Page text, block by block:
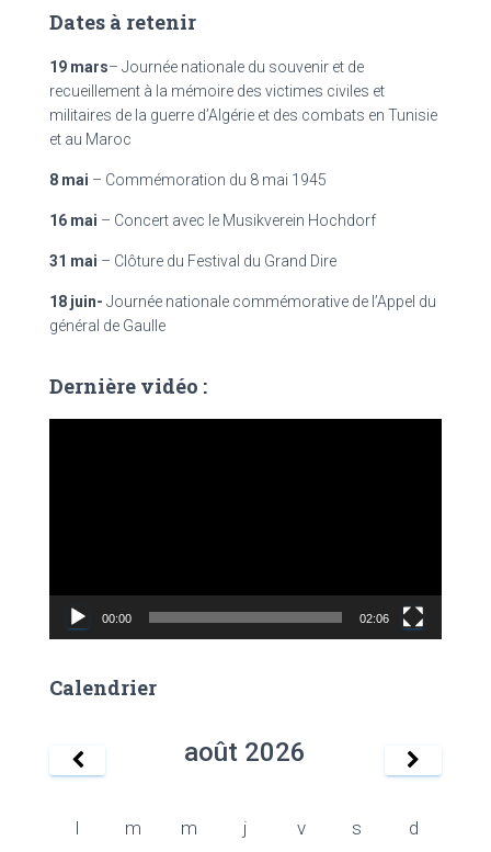
Dates à retenir
19 mars– Journée nationale du souvenir et de
recueillement à la mémoire des victimes civiles et
militaires de la guerre d’Algérie et des combats en Tunisie
et au Maroc
8 mai – Commémoration du 8 mai 1945
16 mai – Concert avec le Musikverein Hochdorf
31 mai – Clôture du Festival du Grand Dire
18 juin- Journée nationale commémorative de l’Appel du
général de Gaulle
Dernière vidéo :
v
o
00:00 02:06
Calendrier
août 2026
l m m j v s d